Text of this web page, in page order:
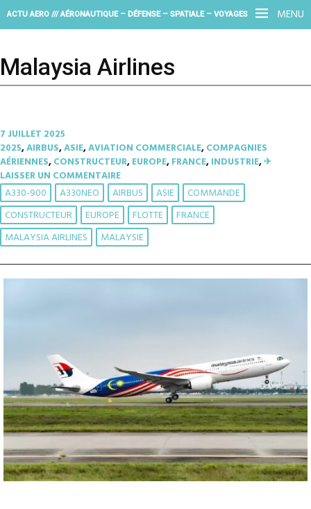
MENU
ACTU AERO /// AÉRONAUTIQUE – DÉFENSE – SPATIALE – VOYAGES
Malaysia Airlines
7 JUILLET 2025
2025,AIRBUS,ASIE,AVIATION COMMERCIALE,COMPAGNIES
AÉRIENNES,CONSTRUCTEUR,EUROPE,FRANCE,INDUSTRIE,✈︎
LAISSER UN COMMENTAIRE
A330-900 A330NEO AIRBUS ASIE
COMMANDE
CONSTRUCTEUR
EUROPE FLOTTE
FRANCE
MALAYSIA AIRLINES
MALAYSIE